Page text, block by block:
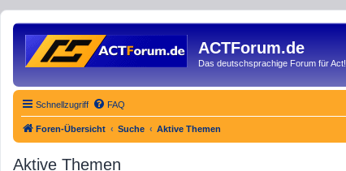
ACTForum.de
Das deutschsprachige Forum für Act!
Schnellzugriff FAQ
Foren-Übersicht Suche Aktive Themen
Aktive Themen